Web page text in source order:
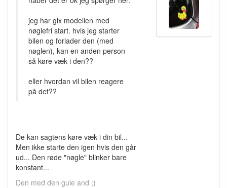
jeg har glx modellen med
nøglefri start. hvis jeg starter
bilen og forlader den (med
nøglen), kan en anden person
så køre væk i den??
eller hvordan vil bilen reagere
på det??
De kan sagtens køre væk i din bil...
Men ikke starte den igen hvis den går
ud... Den røde "nøgle" blinker bare
konstant...
Den med den gule and ;)